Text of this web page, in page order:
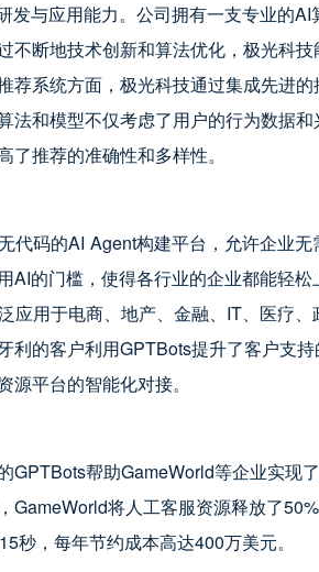
发与应用能力。公司拥有一支专业的
不断地技术创新和算法优化，极光科
荐系统方面，极光科技通过集成先进
法和模型不仅考虑了用户的行为数据
推荐的准确性和多样性。
代码的AI Agent构建平台，允许企业
AI的门槛，使得各行业的企业都能轻
应用于电商、地产、金融、IT、医疗
利的客户利用GPTBots提升了客户支
平台的智能化对接。
GPTBots帮助GameWorld等企业实现
GameWorld将人工客服资源释放了
秒，每年节约成本高达400万美元。